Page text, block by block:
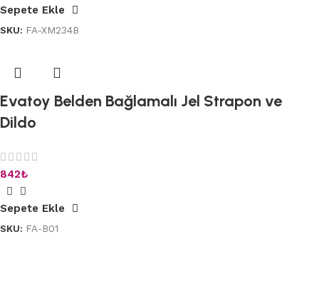
Sepete Ekle
SKU: FA-XM234B
Evatoy Belden Bağlamalı Jel Strapon ve
Dildo
842₺
Sepete Ekle
SKU: FA-B01